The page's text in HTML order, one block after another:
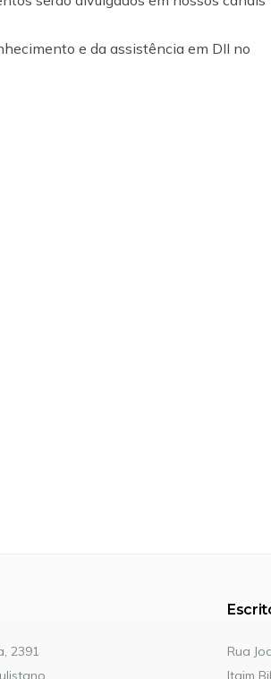
e da assistência em DII no
2391
Rua
Itaim